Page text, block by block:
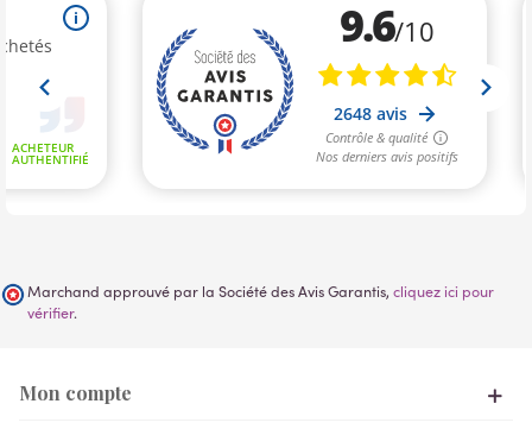
Marchand approuvé par la Société des Avis Garantis, cliquez ici pour
vérifier.
Mon compte